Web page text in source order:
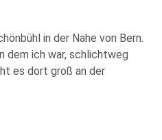
in der Nähe von Bern.
dem ich war, schlichtweg
es dort groß an der